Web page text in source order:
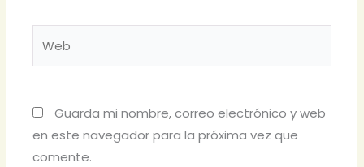
Guarda mi nombre, correo electrónico y web
en este navegador para la próxima vez que
comente.